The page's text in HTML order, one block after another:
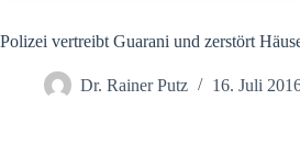
Polizei vertreibt Guarani und zerstört
Dr. Rainer Putz 16. Juli